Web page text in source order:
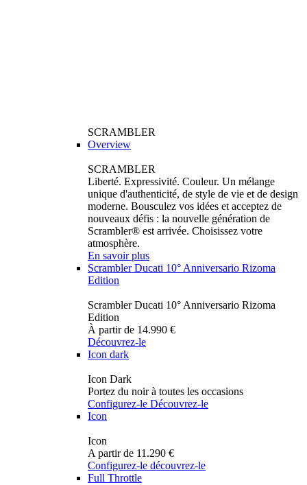
SCRAMBLER
Overview
SCRAMBLER
Liberté. Expressivité. Couleur. Un mélange
unique d'authenticité, de style de vie et de design
moderne. Bousculez vos idées et acceptez de
nouveaux défis : la nouvelle génération de
Scrambler® est arrivée. Choisissez votre
atmosphère.
En savoir plus
Scrambler Ducati 10° Anniversario Rizoma
Edition
Scrambler Ducati 10° Anniversario Rizoma
Edition
À partir de 14.990 €
Découvrez-le
Icon dark
Icon Dark
Portez du noir à toutes les occasions
Configurez-le Découvrez-le
Icon
Icon
A partir de 11.290 €
Configurez-le découvrez-le
Full Throttle